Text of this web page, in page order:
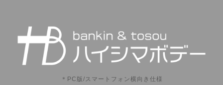
＊PC版/スマートフォン横向き仕様